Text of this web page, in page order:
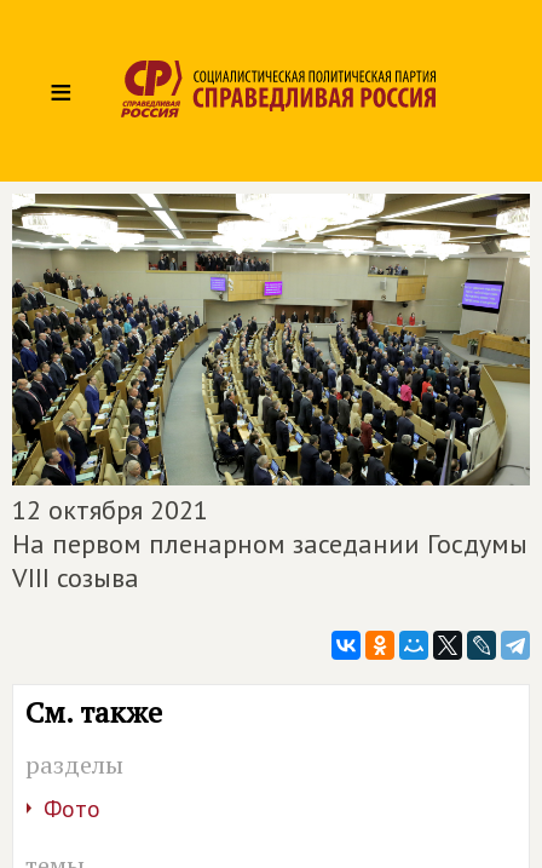
≡
12 октября 2021
На первом пленарном заседании Госдумы
VIII созыва
См. также
разделы
Фото